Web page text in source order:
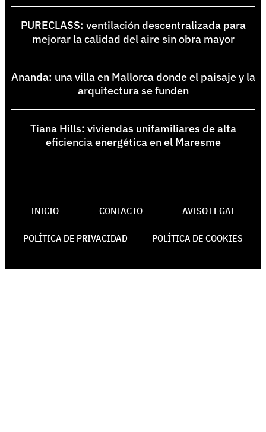
PURECLASS: ventilación descentralizada para
mejorar la calidad del aire sin obra mayor
Ananda: una villa en Mallorca donde el paisaje y la
arquitectura se funden
Tiana Hills: viviendas unifamiliares de alta
eficiencia energética en el Maresme
INICIO CONTACTO AVISO LEGAL
POLÍTICA DE PRIVACIDAD POLÍTICA DE COOKIES